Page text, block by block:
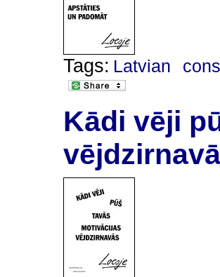
Tags: Latvian
Kādi vēji